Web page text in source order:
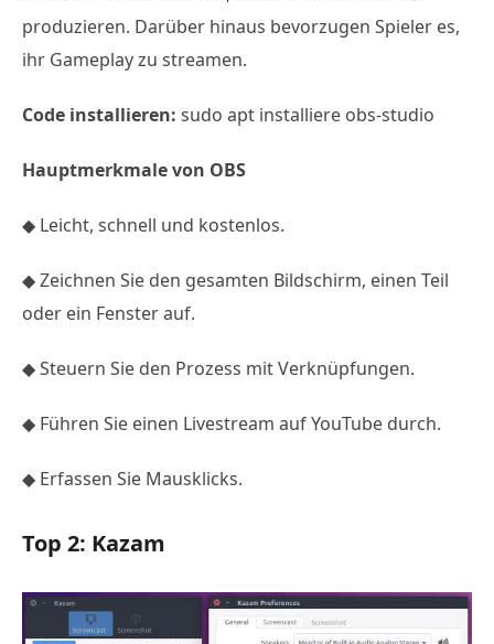
produzieren. Darüber hinaus bevorzugen Spieler es,
ihr Gameplay zu streamen.
Code installieren: sudo apt installiere obs-studio
Hauptmerkmale von OBS
◆ Leicht, schnell und kostenlos.
◆ Zeichnen Sie den gesamten Bildschirm, einen Teil
oder ein Fenster auf.
◆ Steuern Sie den Prozess mit Verknüpfungen.
◆ Führen Sie einen Livestream auf YouTube durch.
◆ Erfassen Sie Mausklicks.
Top 2: Kazam